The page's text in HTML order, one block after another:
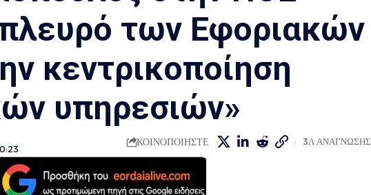
των Εφοριακών
κεντρικοποίηση
υπηρεσιών»
ΚΟΙΝΟΠΟΙΗΣΤΕ 3Λ ΑΝΑΓΝΩΣΗΣ